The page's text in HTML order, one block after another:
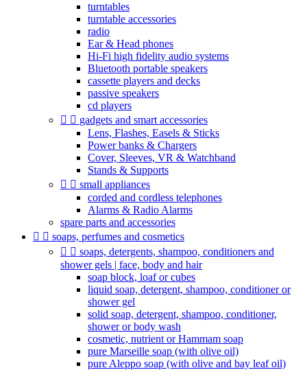
turntables
turntable accessories
radio
Ear & Head phones
Hi-Fi high fidelity audio systems
Bluetooth portable speakers
cassette players and decks
passive speakers
cd players
  gadgets and smart accessories
Lens, Flashes, Easels & Sticks
Power banks & Chargers
Cover, Sleeves, VR & Watchband
Stands & Supports
  small appliances
corded and cordless telephones
Alarms & Radio Alarms
spare parts and accessories
  soaps, perfumes and cosmetics
  soaps, detergents, shampoo, conditioners and
shower gels | face, body and hair
soap block, loaf or cubes
liquid soap, detergent, shampoo, conditioner or
shower gel
solid soap, detergent, shampoo, conditioner,
shower or body wash
cosmetic, nutrient or Hammam soap
pure Marseille soap (with olive oil)
pure Aleppo soap (with olive and bay leaf oil)